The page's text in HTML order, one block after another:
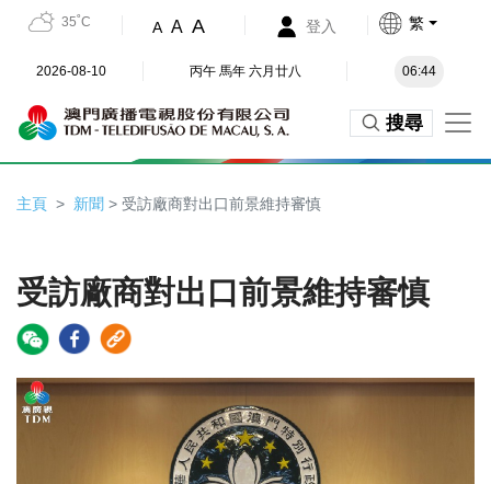
35˚C A A A 登入 繁
2026-08-10 丙午 馬年 六月廿八 06:44
搜尋
主頁 新聞 > 受訪廠商對出口前景維持審慎
受訪廠商對出口前景維持審慎